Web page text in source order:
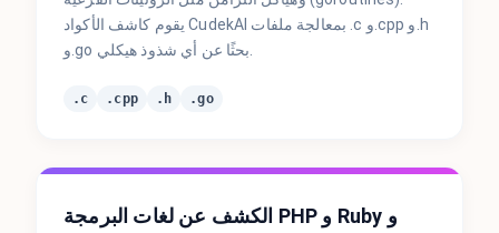
يقوم كاشف الأكواد CudekAI بمعالجة ملفات .c و.cpp و.h
.c .cpp .h .go
الكشف عن لغات البرمجة PHP و Ruby و